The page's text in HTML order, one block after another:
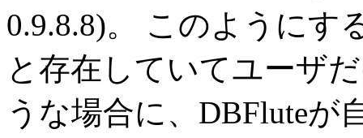
0.9.8.8)。 このようにす
と存在していてユーザ
うな場合に、DBFluteが